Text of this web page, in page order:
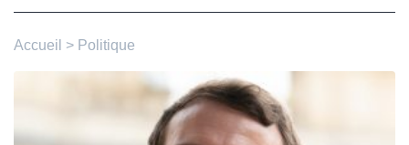
Accueil > Politique